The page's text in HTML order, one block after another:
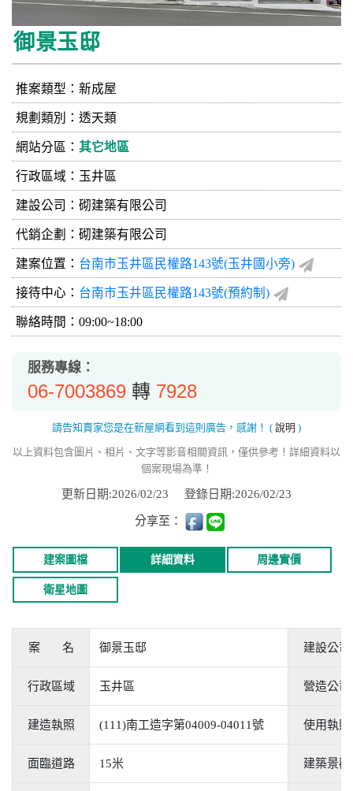
御景玉邸
推案類型：新成屋
規劃類別：透天類
網站分區： 其它地區
行政區域：玉井區
建設公司： 砌建築有限公司
代銷企劃：砌建築有限公司
建案位置： 台南市玉井區民權路143號(玉井國小旁)
接待中心： 台南市玉井區民權路143號(預約制)
聯絡時間：09:00~18:00
服務專線：
06-7003869 轉 7928
請告知賣家您是在新屋網看到這則廣告，感謝！ ( 說明 )
以上資料包含圖片、相片、文字等影音相關資訊，僅供參考！詳細資料以
個案現場為準！
更新日期:2026/02/23 登錄日期:2026/02/23
分享至：
建案圖檔 詳細資料 周邊實價
衛星地圖
案 名 御景玉邸 建設公司
行政區域 玉井區 營造公司
建造執照 (111)南工造字第04009-04011號 使用執照
面臨道路 15米 建築景觀